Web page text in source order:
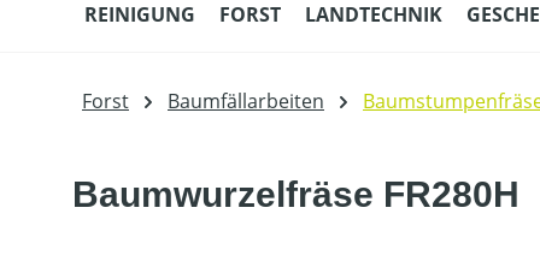
REINIGUNG FORST LANDTECHNIK
Forst Baumfällarbeiten
Baumwurzelfräse FR280H